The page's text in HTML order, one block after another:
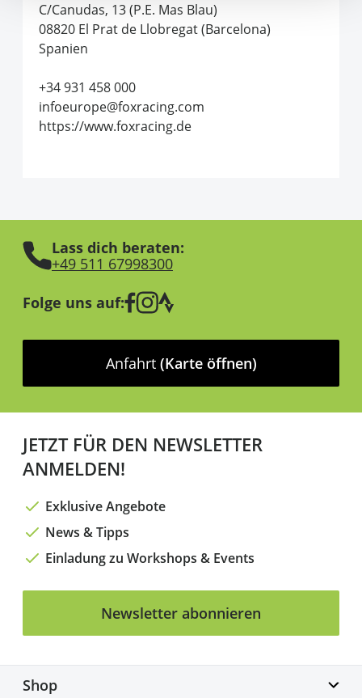
C/Canudas, 13 (P.E. Mas Blau)
08820 El Prat de Llobregat (Barcelona)
Spanien
+34 931 458 000
infoeurope@foxracing.com
https://www.foxracing.de
Lass dich beraten:
+49 511 67998300
Folge uns auf:
Anfahrt (Karte öffnen)
JETZT FÜR DEN NEWSLETTER
ANMELDEN!
Exklusive Angebote
News & Tipps
Einladung zu Workshops & Events
Newsletter abonnieren
Shop